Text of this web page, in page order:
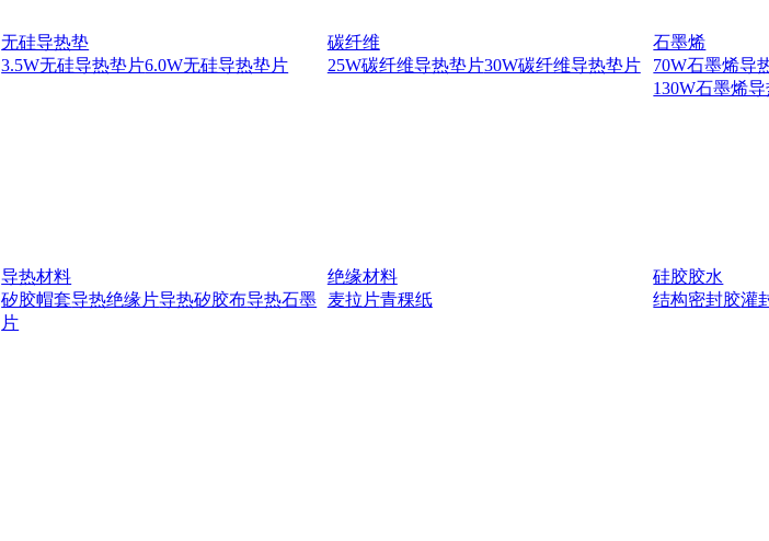
无硅导热垫
3.5W无硅导热垫片6.0W无硅导热垫片
碳纤维
25W碳纤维导热垫片30W碳纤维导热垫片
石墨烯
70W石墨烯导
130W石墨烯
导热材料
矽胶帽套导热绝缘片导热矽胶布导热石墨
片
绝缘材料
麦拉片青稞纸
硅胶胶水
结构密封胶灌